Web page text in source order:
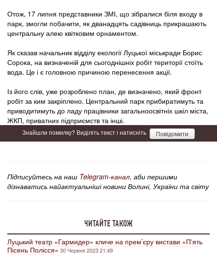
Отож, 17 липня представники ЗМІ, що зібралися біля входу в
парк, змогли побачити, як дванадцять садівниць прикрашають
центральну алею квітковим орнаментом.
Як сказав начальник відділу екології Луцької міськради Борис
Сорока, на визначеній для сьогоднішніх робіт території стоїть
вода. Це і є головною причиною перенесення акції.
Із його слів, уже розроблено план, де визначено, який фронт
робіт за ким закріплено. Центральний парк прибиратимуть та
приводитимуть до ладу працівники загальноосвітніх шкіл міста,
ЖКП, приватних підприємств та інші.
Знайшли помилку? Виділіть текст і натисніть Повідомити
Підписуйтесь на наш Telegram-канал, аби першими
дізнаватись найактуальніші новини Волині, України та світу
ЧИТАЙТЕ ТАКОЖ
Луцький театр «Гармидер» кличе на прем’єру вистави «Пʼять
Пісень Полісся»30 Червня 2023 21:49